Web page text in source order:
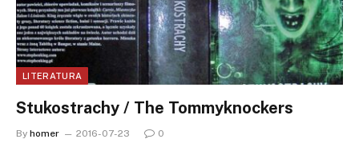
LITERATURA
Stukostrachy / The Tommyknockers
By homer 2016-07-23 0